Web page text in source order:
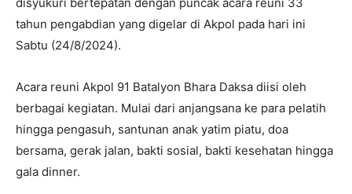
disyukuri bertepatan dengan puncak acara reuni 33
tahun pengabdian yang digelar di Akpol pada hari ini
Sabtu (24/8/2024).
Acara reuni Akpol 91 Batalyon Bhara Daksa diisi oleh
berbagai kegiatan. Mulai dari anjangsana ke para pelatih
hingga pengasuh, santunan anak yatim piatu, doa
bersama, gerak jalan, bakti sosial, bakti kesehatan hingga
gala dinner.